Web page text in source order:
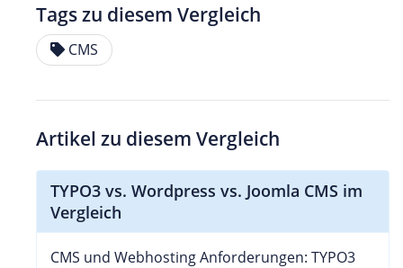
Tags zu diesem Vergleich
CMS
Artikel zu diesem Vergleich
TYPO3 vs. Wordpress vs. Joomla CMS im
Vergleich
CMS und Webhosting Anforderungen: TYPO3